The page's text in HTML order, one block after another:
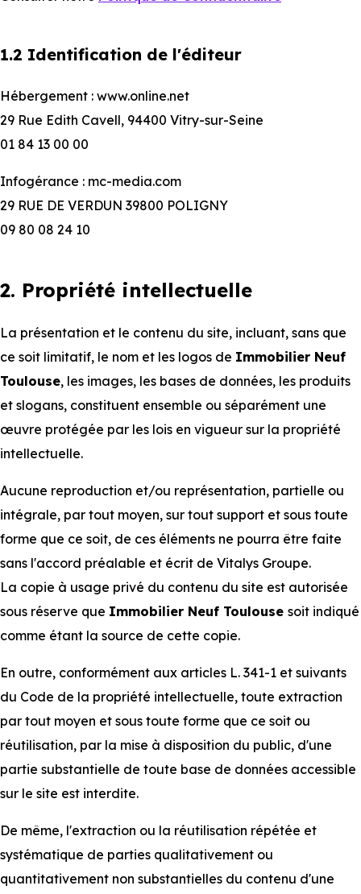
1.2 Identification de l'éditeur
Hébergement : www.online.net
29 Rue Edith Cavell, 94400 Vitry-sur-Seine
01 84 13 00 00
Infogérance : mc-media.com
29 RUE DE VERDUN 39800 POLIGNY
09 80 08 24 10
2. Propriété intellectuelle
La présentation et le contenu du site, incluant, sans que
ce soit limitatif, le nom et les logos de Immobilier Neuf
Toulouse, les images, les bases de données, les produits
et slogans, constituent ensemble ou séparément une
œuvre protégée par les lois en vigueur sur la propriété
intellectuelle.
Aucune reproduction et/ou représentation, partielle ou
intégrale, par tout moyen, sur tout support et sous toute
forme que ce soit, de ces éléments ne pourra être faite
sans l'accord préalable et écrit de Vitalys Groupe.
La copie à usage privé du contenu du site est autorisée
sous réserve que Immobilier Neuf Toulouse soit indiqué
comme étant la source de cette copie.
En outre, conformément aux articles L. 341-1 et suivants
du Code de la propriété intellectuelle, toute extraction
par tout moyen et sous toute forme que ce soit ou
réutilisation, par la mise à disposition du public, d'une
partie substantielle de toute base de données accessible
sur le site est interdite.
De même, l'extraction ou la réutilisation répétée et
systématique de parties qualitativement ou
quantitativement non substantielles du contenu d'une